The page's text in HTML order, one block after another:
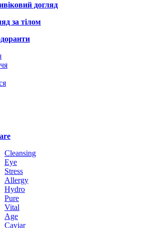
догляд
за тілом
Cleansing
Eye
Stress
Allergy
Hydro
Pure
Vital
Age
Caviar